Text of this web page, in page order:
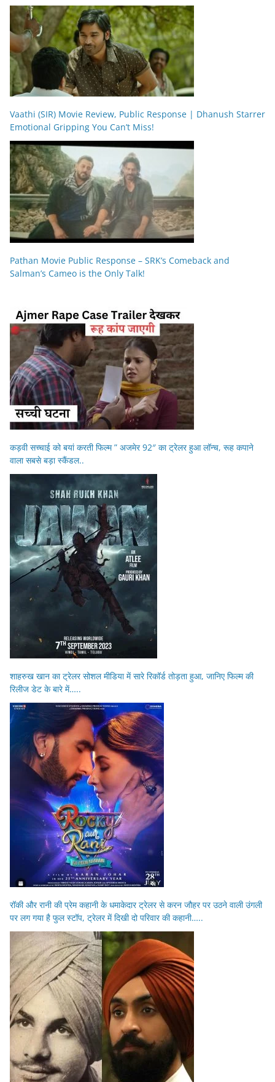
Vaathi (SIR) Movie Review, Public Response | Dhanush Starrer
Emotional Gripping You Can’t Miss!
Pathan Movie Public Response – SRK’s Comeback and
Salman’s Cameo is the Only Talk!
कड़वी सच्चाई को बयां करती फिल्म ” अजमेर 92″ का ट्रेलर हुआ लॉन्च, रूह कपाने
वाला सबसे बड़ा स्कैंडल..
शाहरुख खान का ट्रेलर सोशल मीडिया में सारे रिकॉर्ड तोड़ता हुआ, जानिए फिल्म की
रिलीज डेट के बारे में…..
रॉकी और रानी की प्रेम कहानी के धमाकेदार ट्रेलर से करन जौहर पर उठने वाली उंगली
पर लग गया है फुल स्टॉप, ट्रेलर में दिखी दो परिवार की कहानी…..